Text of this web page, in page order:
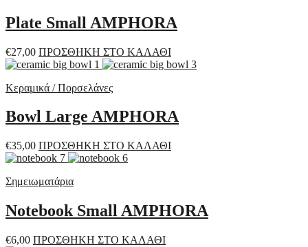
Plate Small AMPHORA
€27,00 ΠΡΟΣΘΗΚΗ ΣΤΟ ΚΑΛΑΘΙ
Κεραμικά / Πορσελάνες
Bowl Large AMPHORA
€35,00 ΠΡΟΣΘΗΚΗ ΣΤΟ ΚΑΛΑΘΙ
Σημειωματάρια
Notebook Small AMPHORA
€6,00 ΠΡΟΣΘΗΚΗ ΣΤΟ ΚΑΛΑΘΙ